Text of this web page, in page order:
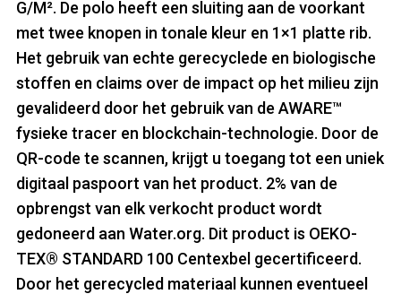
G/M². De polo heeft een sluiting aan de voorkant
met twee knopen in tonale kleur en 1×1 platte rib.
Het gebruik van echte gerecyclede en biologische
stoffen en claims over de impact op het milieu zijn
gevalideerd door het gebruik van de AWARE™
fysieke tracer en blockchain-technologie. Door de
QR-code te scannen, krijgt u toegang tot een uniek
digitaal paspoort van het product. 2% van de
opbrengst van elk verkocht product wordt
gedoneerd aan Water.org. Dit product is OEKO-
TEX® STANDARD 100 Centexbel gecertificeerd.
Door het gerecycled materiaal kunnen eventueel